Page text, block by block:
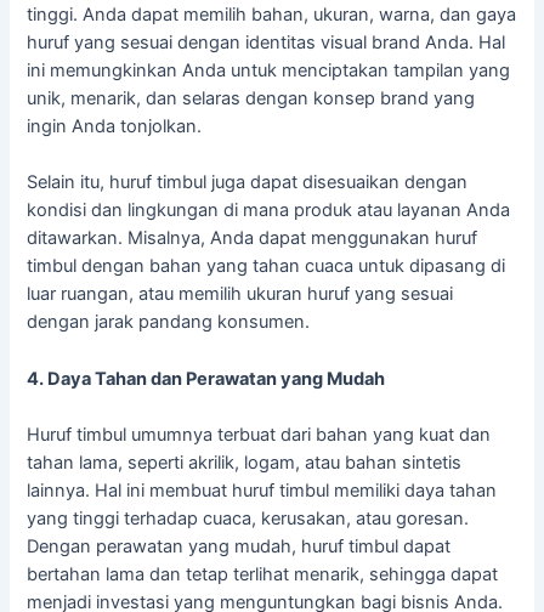
tinggi. Anda dapat memilih bahan, ukuran, warna, dan gaya
huruf yang sesuai dengan identitas visual brand Anda. Hal
ini memungkinkan Anda untuk menciptakan tampilan yang
unik, menarik, dan selaras dengan konsep brand yang
ingin Anda tonjolkan.
Selain itu, huruf timbul juga dapat disesuaikan dengan
kondisi dan lingkungan di mana produk atau layanan Anda
ditawarkan. Misalnya, Anda dapat menggunakan huruf
timbul dengan bahan yang tahan cuaca untuk dipasang di
luar ruangan, atau memilih ukuran huruf yang sesuai
dengan jarak pandang konsumen.
4. Daya Tahan dan Perawatan yang Mudah
Huruf timbul umumnya terbuat dari bahan yang kuat dan
tahan lama, seperti akrilik, logam, atau bahan sintetis
lainnya. Hal ini membuat huruf timbul memiliki daya tahan
yang tinggi terhadap cuaca, kerusakan, atau goresan.
Dengan perawatan yang mudah, huruf timbul dapat
bertahan lama dan tetap terlihat menarik, sehingga dapat
menjadi investasi yang menguntungkan bagi bisnis Anda.